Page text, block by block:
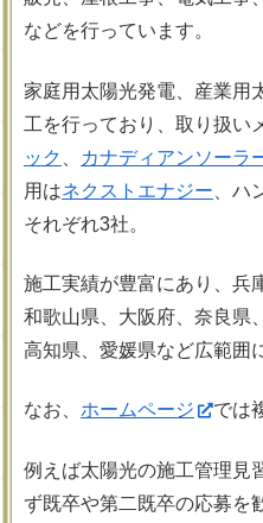
などを行っています。
家庭用太陽光発電、産業用
工を行っており、取り扱い
ック
カナディアンソーラ
用はネクストエナジー 、ハ
それぞれ3社。
施工実績が豊富にあり、兵
和歌山県、大阪府、奈良県
高知県、愛媛県など広範囲
なお、 ホームページ では
例えば太陽光の施工管理見
ず既卒や第二既卒の応募を